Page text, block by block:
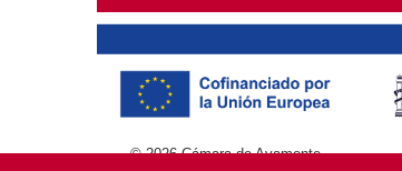
© 2026Cámara de Ayamonte